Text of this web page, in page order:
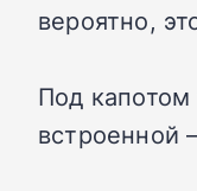
вероятно,
Под
встроенной